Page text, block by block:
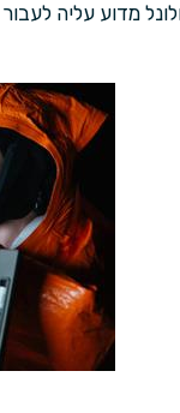
מדוע עליה